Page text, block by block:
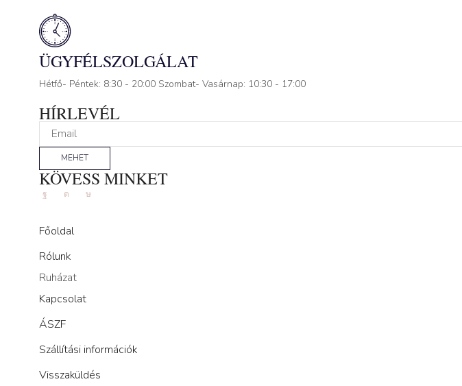
ÜGYFÉLSZOLGÁLAT
Hétfő- Péntek: 8:30 - 20:00 Szombat- Vasárnap: 10:30 - 17:00
HÍRLEVÉL
MEHET
KÖVESS MINKET
FacebookInstagram
Tik-
Főoldal
Rólunk
Ruházat
Kapcsolat
ÁSZF
Szállítási információk
Visszaküldés